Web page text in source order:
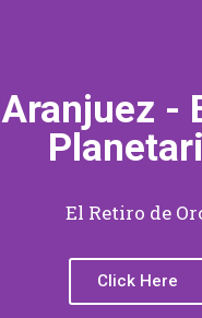
Aranjuez -
El Retiro de
Click Here